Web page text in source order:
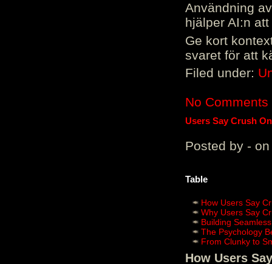
Användning
hjälper AI:n
Ge kort
svaret för att
Filed under:
No Comments
Users Say Crush
Posted by - on
Table
How Users Say
Why Users Say
Building
The Psychology
From Clunky to
How Users